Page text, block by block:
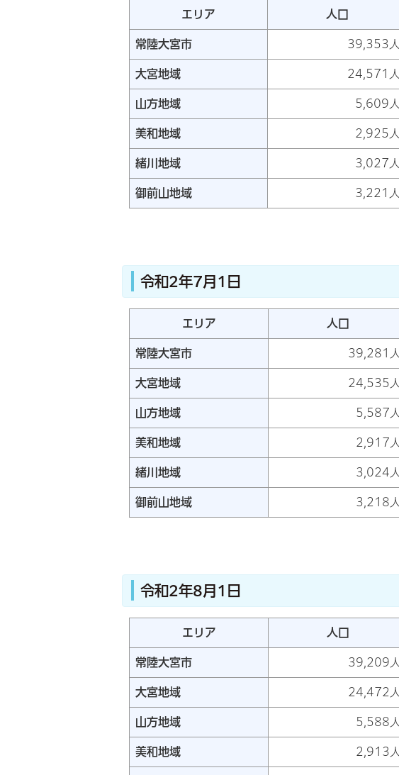
エリア 人口
常陸大宮市 39,353人
大宮地域 24,571人
山方地域 5,609人
美和地域 2,925人
緒川地域 3,027人
御前山地域 3,221人
令和2年7月1日
エリア 人口
常陸大宮市 39,281人
大宮地域 24,535人
山方地域 5,587人
美和地域 2,917人
緒川地域 3,024人
御前山地域 3,218人
令和2年8月1日
エリア 人口
常陸大宮市 39,209人
大宮地域 24,472人
山方地域 5,588人
美和地域 2,913人